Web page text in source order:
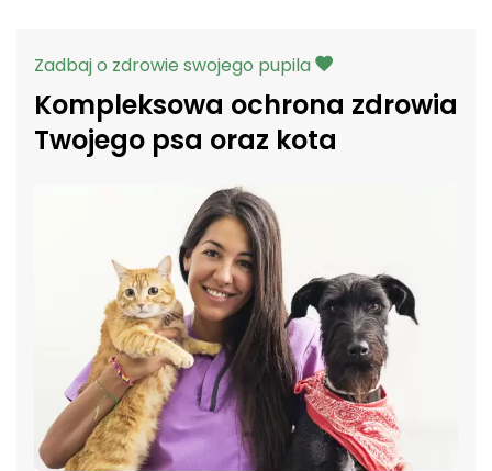
Zadbaj o zdrowie swojego pupila
Kompleksowa ochrona zdrowia
Twojego psa oraz kota